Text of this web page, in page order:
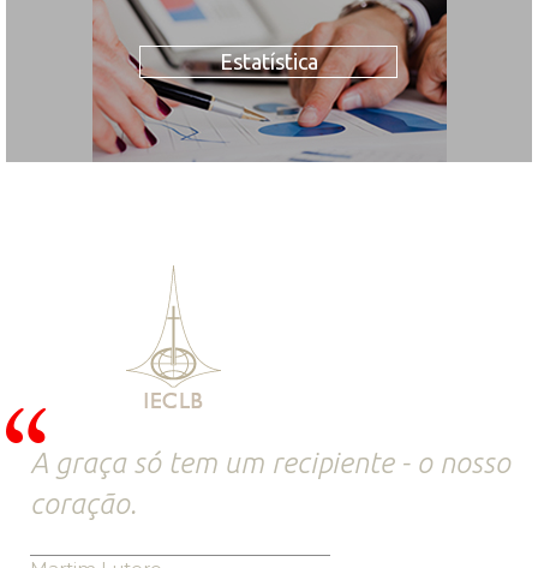
Estatística
A graça só tem um recipiente - o nosso
coração.